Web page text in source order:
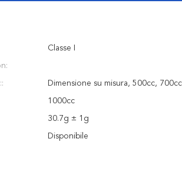
Classe I
Dimensione su misura, 500cc,
1000cc
30.7g ± 1g
Disponibile